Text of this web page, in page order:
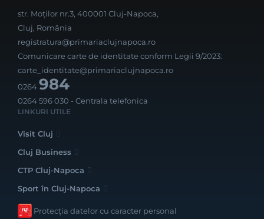
str. Moților nr.3, 400001 Cluj-Napoca,
Cluj, România
registratura@primariaclujnapoca.ro
Comunicare carte de identitate conform Legii 9/2023:
carte_identitate@primariaclujnapoca.ro
0264984
0264 596 030 - Centrala telefonica
LINKURI UTILE
Visit Cluj
Cluj Business
CTP Cluj-Napoca
Sport în Cluj-Napoca
Protecția datelor cu caracter personal